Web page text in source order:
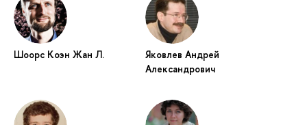
Шоорс Коэн Жан Л.
Яковлев Андрей
Александрович